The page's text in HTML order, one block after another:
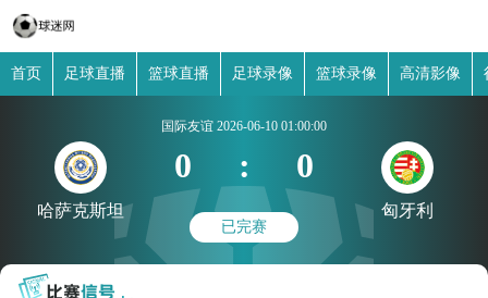
首页 足球直播 篮球直播 足球录像 篮球录像 高清影像
哈萨克斯坦
国际友谊 2026-06-10 01:00:00
0 : 0
已完赛
匈牙利